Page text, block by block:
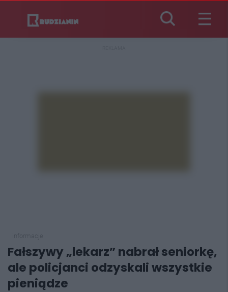
Fałszywy „lekarz” nabrał seniorkę,
ale policjanci odzyskali wszystkie
pieniądze